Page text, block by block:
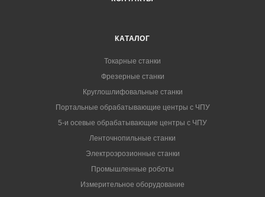
КАТАЛОГ
Токарные станки
Фрезерные станки
Круглошлифовальные станки
Портальные обрабатывающие центры с ЧПУ
5-и осевые обрабатывающие центры с ЧПУ
Ленточнопильные станки
Электроэрозионные станки
Промышленные роботы
Измерительное оборудование